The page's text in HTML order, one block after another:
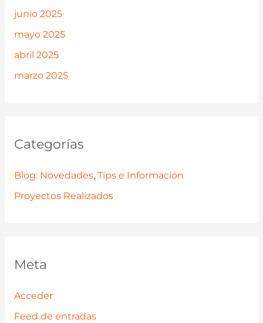
junio 2025
mayo 2025
abril 2025
marzo 2025
Categorías
Blog: Novedades, Tips e Información
Proyectos Realizados
Meta
Acceder
Feed de entradas